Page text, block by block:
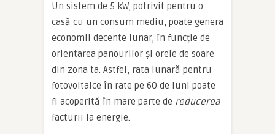
Un sistem de 5 kW, potrivit pentru o
casă cu un consum mediu, poate genera
economii decente lunar, în funcție de
orientarea panourilor și orele de soare
din zona ta. Astfel, rata lunară pentru
fotovoltaice în rate pe 60 de luni poate
fi acoperită în mare parte de reducerea
facturii la energie.